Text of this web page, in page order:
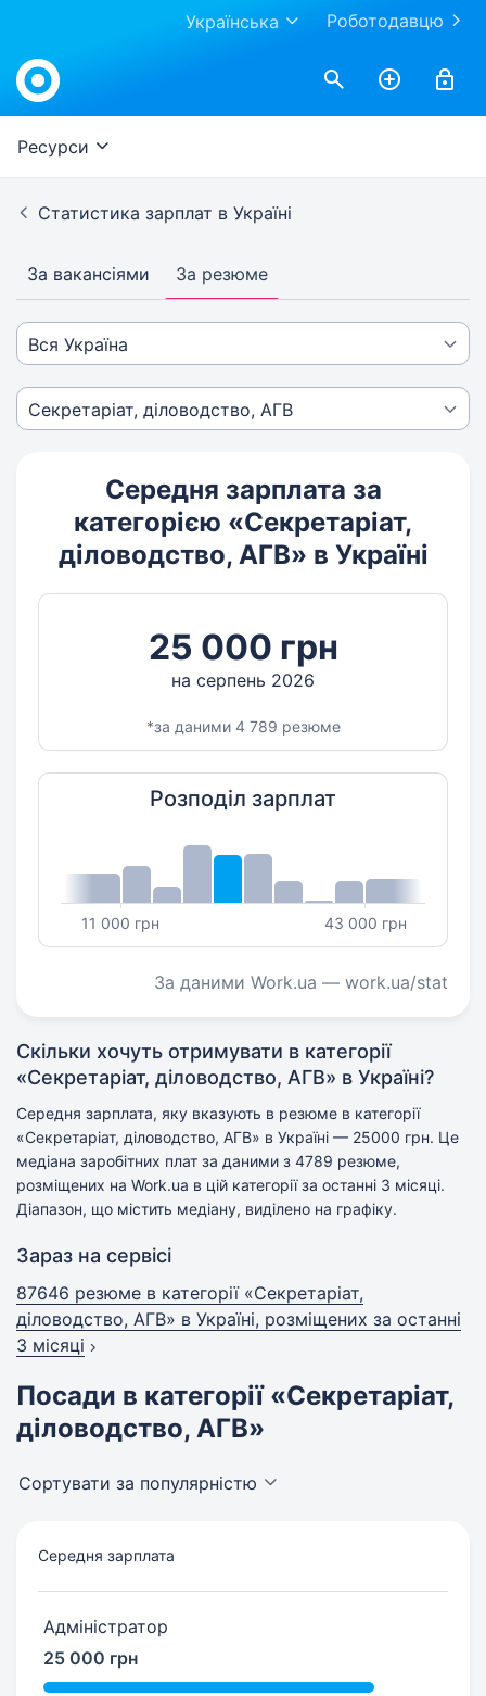
Роботодавцю
Українська
Ресурси
Статистика зарплат в Україні
За вакансіями За резюме
Середня зарплата за
категорією «Секретаріат,
діловодство, АГВ» в Україні
25 000 грн
на серпень 2026
*за даними 4 789 резюме
Розподіл зарплат
11 000 грн 43 000 грн
За даними Work.ua — work.ua/stat
Скільки хочуть отримувати в категорії
«Секретаріат, діловодство, АГВ» в Україні?
Середня зарплата, яку вказують в резюме в категорії
«Секретаріат, діловодство, АГВ» в Україні — 25000 грн. Це
медіана заробітних плат за даними з 4789 резюме,
розміщених на Work.ua в цій категорії за останні 3 місяці.
Діапазон, що містить медіану, виділено на графіку.
Зараз на сервісі
87646 резюме в категорії «Секретаріат,
діловодство, АГВ» в Україні, розміщених за останні
3 місяці
Посади в категорії «Секретаріат,
діловодство, АГВ»
Сортувати за популярністю
Середня зарплата
Адміністратор
25 000 грн